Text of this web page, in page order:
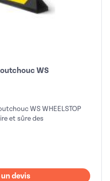
WS
WS WHEELSTOP
et sûre des
devis